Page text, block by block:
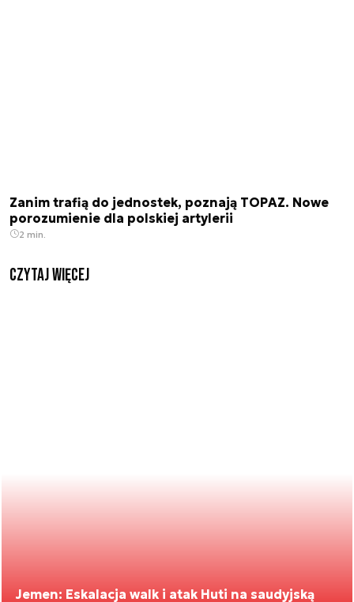
Zanim trafią do jednostek, poznają TOPAZ. Nowe
porozumienie dla polskiej artylerii
2 min.
czytaj więcej
Jemen: Eskalacja walk i atak Huti na saudyjską